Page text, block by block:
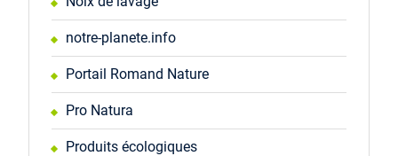
notre-planete.info
Portail Romand Nature
Pro Natura
Produits écologiques